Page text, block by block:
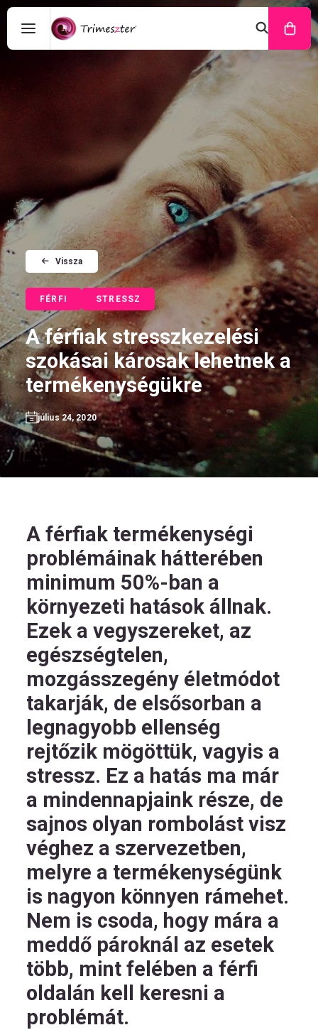
HU
minket!
Vissza
FÉRFI STRESSZ
A férfiak stresszkezelési
szokásai károsak lehetnek a
termékenységükre
július 24, 2020
A férfiak termékenységi
problémáinak hátterében
minimum 50%-ban a
környezeti hatások állnak.
Ezek a vegyszereket, az
egészségtelen,
mozgásszegény életmódot
takarják, de elsősorban a
legnagyobb ellenség
rejtőzik mögöttük, vagyis a
stressz. Ez a hatás ma már
a mindennapjaink része, de
sajnos olyan rombolást visz
véghez a szervezetben,
melyre a termékenységünk
is nagyon könnyen rámehet.
Nem is csoda, hogy mára a
meddő pároknál az esetek
több, mint felében a férfi
oldalán kell keresni a
problémát.